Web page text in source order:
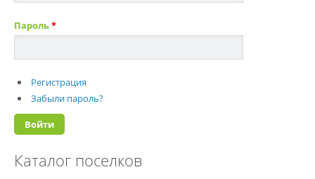
Пароль*
Регистрация
Забыли пароль?
Каталог поселков